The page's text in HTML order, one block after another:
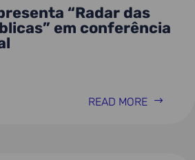
“Radar das
em conferência
READ MORE